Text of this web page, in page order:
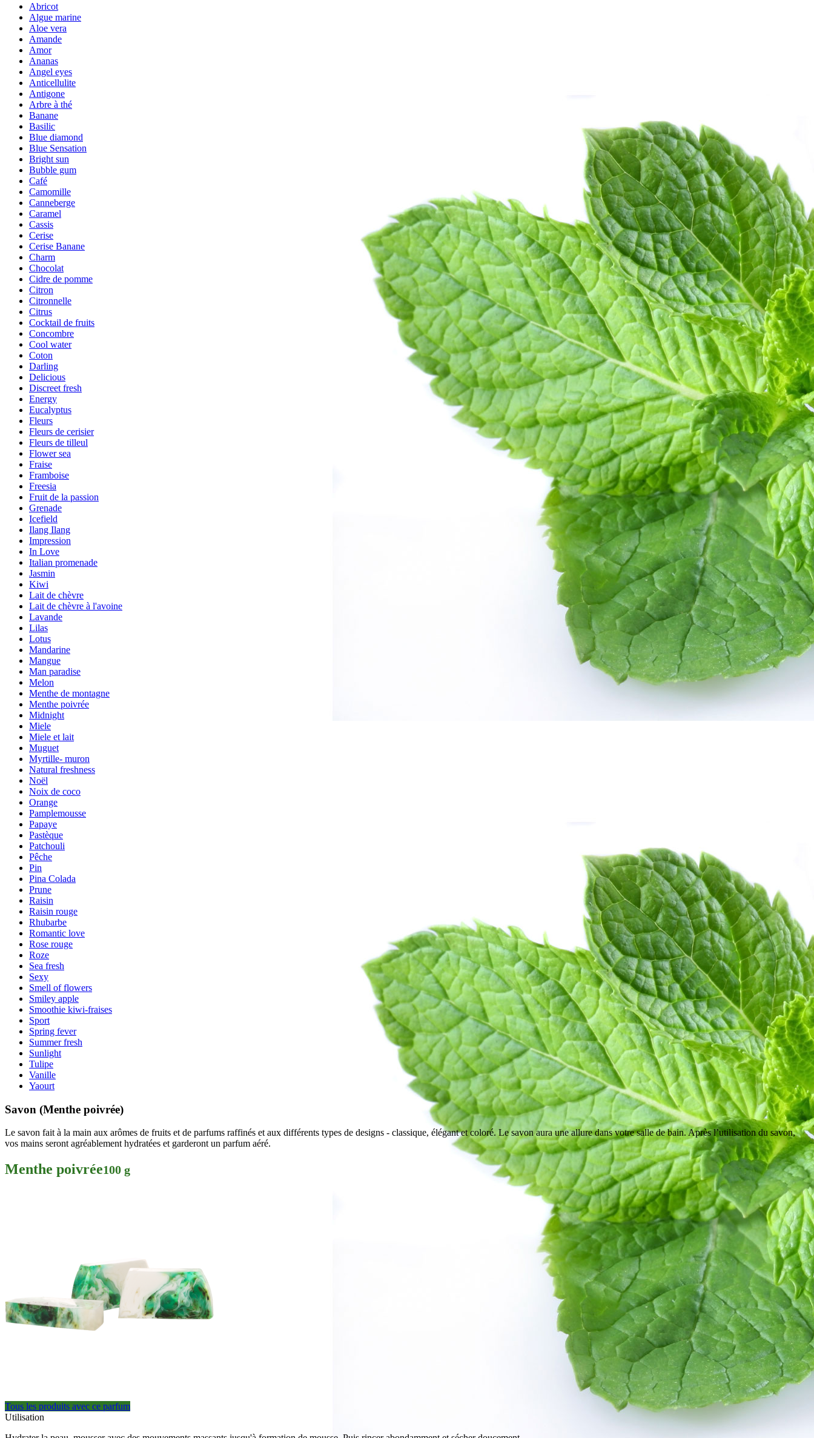
Abricot
Algue marine
Aloe vera
Amande
Amor
Ananas
Angel eyes
Anticellulite
Antigone
Arbre à thé
Banane
Basilic
Blue diamond
Blue Sensation
Bright sun
Bubble gum
Café
Camomille
Canneberge
Caramel
Cassis
Cerise
Cerise Banane
Charm
Chocolat
Cidre de pomme
Citron
Citronnelle
Citrus
Cocktail de fruits
Concombre
Cool water
Coton
Darling
Delicious
Discreet fresh
Energy
Eucalyptus
Fleurs
Fleurs de cerisier
Fleurs de tilleul
Flower sea
Fraise
Framboise
Freesia
Fruit de la passion
Grenade
Icefield
Ilang Ilang
Impression
In Love
Italian promenade
Jasmin
Kiwi
Lait de chèvre
Lait de chèvre à l'avoine
Lavande
Lilas
Lotus
Mandarine
Mangue
Man paradise
Melon
Menthe de montagne
Menthe poivrée
Midnight
Miele
Miele et lait
Muguet
Myrtille- muron
Natural freshness
Noël
Noix de coco
Orange
Pamplemousse
Papaye
Pastèque
Patchouli
Pêche
Pin
Pina Colada
Prune
Raisin
Raisin rouge
Rhubarbe
Romantic love
Rose rouge
Roze
Sea fresh
Sexy
Smell of flowers
Smiley apple
Smoothie kiwi-fraises
Sport
Spring fever
Summer fresh
Sunlight
Tulipe
Vanille
Yaourt
Savon (Menthe poivrée)
Le savon fait à la main aux arômes de fruits et de parfums raffinés et aux différents types de designs - classique, élégant et coloré. Le savon aura une allure dans votre salle de bain. Après l’utilisation du savon,
vos mains seront agréablement hydratées et garderont un parfum aéré.
Menthe poivrée100 g
Tous les produits avec ce parfum
Utilisation